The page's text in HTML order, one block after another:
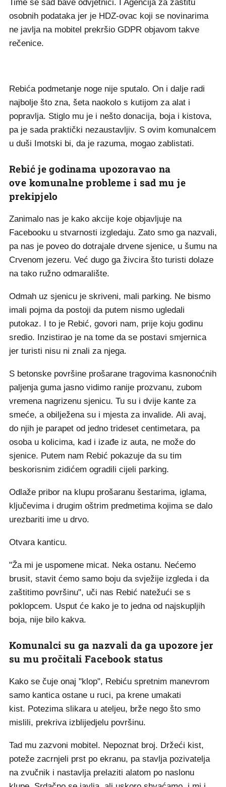
Time se sad bave odvjetnici. I Agencija za zaštitu
osobnih podataka jer je HDZ-ovac koji se novinarima
ne javlja na mobitel prekršio GDPR objavom takve
rečenice.
Rebića podmetanje noge nije sputalo. On i dalje radi
najbolje što zna, šeta naokolo s kutijom za alat i
popravlja. Stiglo mu je i nešto donacija, boja i kistova,
pa je sada praktički nezaustavljiv. S ovim komunalcem
u duši Imotski bi, da je razuma, mogao zablistati.
Rebić je godinama upozoravao na
ove komunalne probleme i sad mu je
prekipjelo
Zanimalo nas je kako akcije koje objavljuje na
Facebooku u stvarnosti izgledaju. Zato smo ga nazvali,
pa nas je poveo do dotrajale drvene sjenice, u šumu na
Crvenom jezeru. Već dugo ga živcira što turisti dolaze
na tako ružno odmaralište.
Odmah uz sjenicu je skriveni, mali parking. Ne bismo
imali pojma da postoji da putem nismo ugledali
putokaz. I to je Rebić, govori nam, prije koju godinu
sredio. Inzistirao je na tome da se postavi smjernica
jer turisti nisu ni znali za njega.
S betonske površine prošarane tragovima kasnonoćnih
paljenja guma jasno vidimo ranije prozvanu, zubom
vremena nagrizenu sjenicu. Tu su i dvije kante za
smeće, a obilježena su i mjesta za invalide. Ali avaj,
do njih je parapet od jedno trideset centimetara, pa
osoba u kolicima, kad i izađe iz auta, ne može do
sjenice. Putem nam Rebić pokazuje da su tim
beskorisnim zidićem ogradili cijeli parking.
Odlaže pribor na klupu prošaranu šestarima, iglama,
ključevima i drugim oštrim predmetima kojima se dalo
urezbariti ime u drvo.
Otvara kanticu.
"Ža mi je uspomene micat. Neka ostanu. Nećemo
brusit, stavit ćemo samo boju da svježije izgleda i da
zaštitimo površinu", uči nas Rebić natežući se s
poklopcem. Usput će kako je to jedna od najskupljih
boja, nije bilo kakva.
Komunalci su ga nazvali da ga upozore jer
su mu pročitali Facebook status
Kako se čuje onaj "klop", Rebiću spretnim manevrom
samo kantica ostane u ruci, pa krene umakati
kist. Potezima slikara u ateljeu, brže nego što smo
mislili, prekriva izblijedjelu površinu.
Tad mu zazvoni mobitel. Nepoznat broj. Držeći kist,
poteže zacrnjeli prst po ekranu, pa stavlja pozivatelja
na zvučnik i nastavlja prelaziti alatom po naslonu